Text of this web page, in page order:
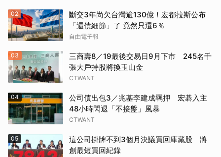
02
斷交3年尚欠台灣逾130億！宏都拉斯公布
「還債細節」了 竟然只還6％
自由電子報
03
三商壽8／19最後交易日9月下市 245名千
張大戶持股將換玉山金
CTWANT
04
公司債出包3／兆基李建成羈押 宏碁入主
48小時閃退「不接盤」風暴
CTWANT
05
這公司掛牌不到3個月決議買回庫藏股 將
創最短買回紀錄